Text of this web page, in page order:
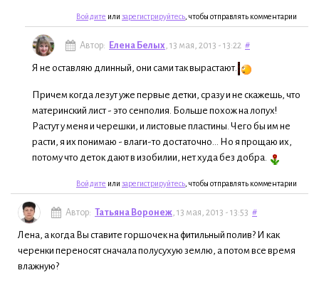
Войдите или зарегистрируйтесь , чтобы отправлять комментарии
Автор: Елена Белых, 13 мая, 2013 - 13:22 #
Я не оставляю длинный, они сами так вырастают.
Причем когда лезут уже первые детки, сразу и не скажешь, что
материнский лист - это сенполия. Больше похож на лопух!
Растут у меня и черешки, и листовые пластины. Чего бы им не
расти, я их понимаю - влаги-то достаточно... Но я прощаю их,
потому что деток дают в изобилии, нет худа без добра.
Войдите или зарегистрируйтесь , чтобы отправлять комментарии
Автор: Татьяна Воронеж, 13 мая, 2013 - 13:53 #
Лена, а когда Вы ставите горшочек на фитильный полив? И как
черенки переносят сначала полусухую землю, а потом все время
влажную?